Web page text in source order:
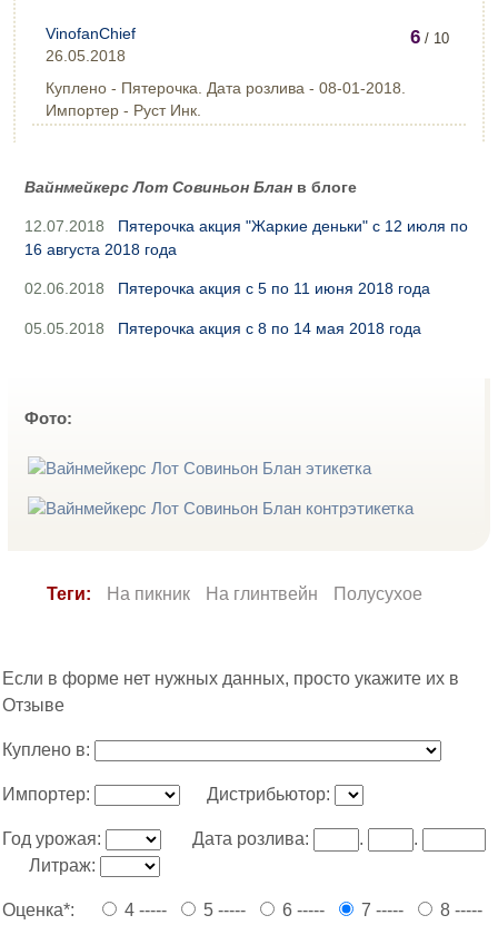
6 / 10
VinofanChief
26.05.2018
Куплено - Пятерочка. Дата розлива - 08-01-2018.
Импортер - Руст Инк.
Вайнмейкерс Лот Совиньон Блан в блоге
12.07.2018
Пятерочка акция "Жаркие деньки" с 12 июля по
16 августа 2018 года
02.06.2018 Пятерочка акция с 5 по 11 июня 2018 года
05.05.2018 Пятерочка акция с 8 по 14 мая 2018 года
Фото:
Теги: На пикник На глинтвейн Полусухое
Если в форме нет нужных данных, просто укажите их в
Отзыве
Куплено в:
Импортер: Дистрибьютор:
Год урожая: Дата розлива: .
.
Литраж:
Оценка*: 4 ----- 5 ----- 6 ----- 7 -----
8 -----